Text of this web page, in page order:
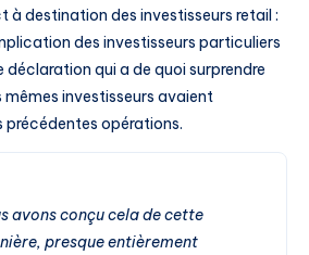
à destination des investisseurs retail :
des investisseurs particuliers
déclaration qui a de quoi surprendre
investisseurs avaient
précédentes opérations.
avons conçu cela de cette
presque entièrement